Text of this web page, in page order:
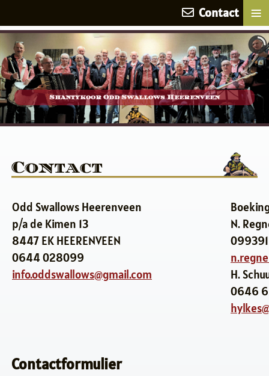
Shantykoor Odd Swallows Heerenveen
Contact
Odd Swallows Heerenveen
p/a de Kimen 13
8447 EK HEERENVEEN
0644 028099
info.oddswallows@gmail.com
N.
099391
H.
0646
Contactformulier
Contact ≡